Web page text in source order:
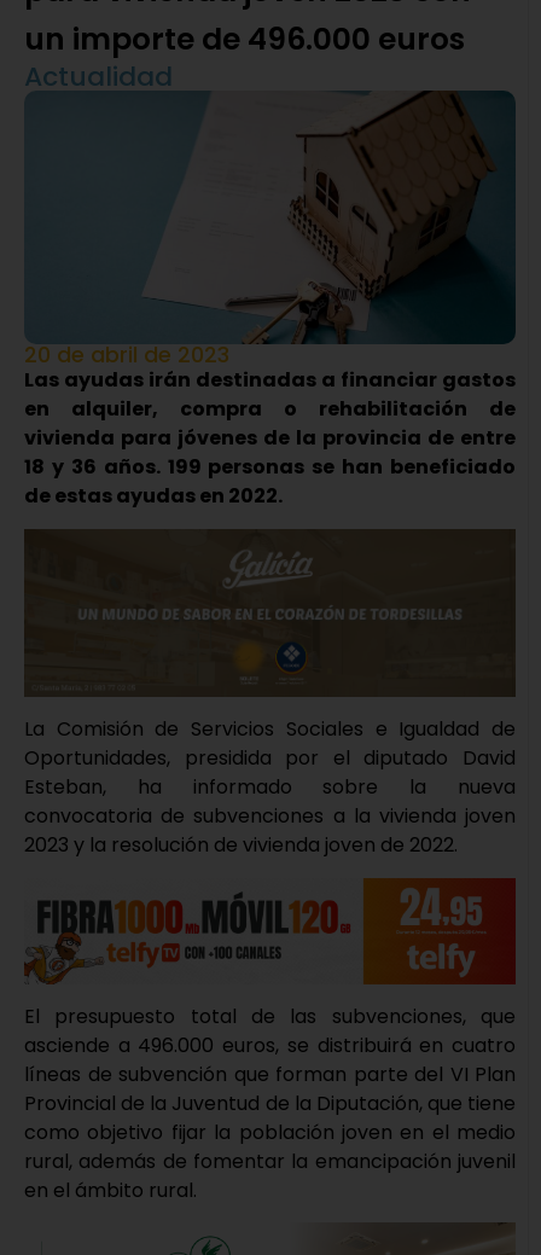
un importe de 496.000 euros
Actualidad
20 de abril de 2023
Las ayudas irán destinadas a financiar gastos
en alquiler, compra o rehabilitación de
vivienda para jóvenes de la provincia de entre
18 y 36 años. 199 personas se han beneficiado
de estas ayudas en 2022.
La Comisión de Servicios Sociales e Igualdad de
Oportunidades, presidida por el diputado David
Esteban, ha informado sobre la nueva
convocatoria de subvenciones a la vivienda joven
2023 y la resolución de vivienda joven de 2022.
El presupuesto total de las subvenciones, que
asciende a 496.000 euros, se distribuirá en cuatro
líneas de subvención que forman parte del VI Plan
Provincial de la Juventud de la Diputación, que tiene
como objetivo fijar la población joven en el medio
rural, además de fomentar la emancipación juvenil
en el ámbito rural.